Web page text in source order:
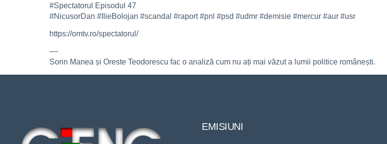
#Spectatorul Episodul 47
#NicusorDan #IlieBolojan #scandal #raport #pnl #psd #udmr #demisie #mercur #aur #usr
https://omtv.ro/spectatorul/
––
Sorin Manea și Oreste Teodorescu fac o analiză cum nu ați mai văzut a lumii politice românești.
EMISIUNI